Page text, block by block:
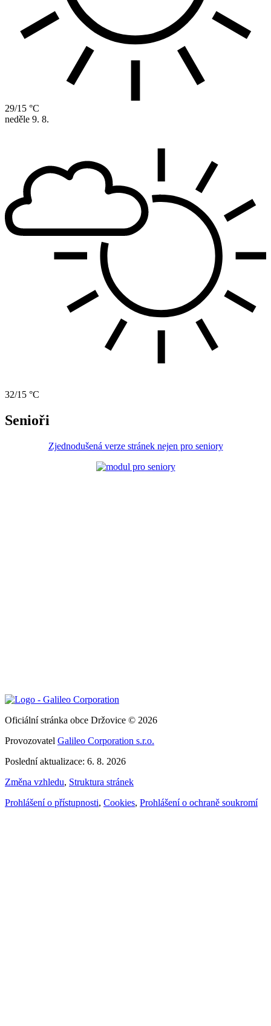
29/15 °C
neděle 9. 8.
32/15 °C
Senioři
Zjednodušená verze stránek nejen pro seniory
Oficiální stránka obce Držovice © 2026
Provozovatel Galileo Corporation s.r.o.
Poslední aktualizace: 6. 8. 2026
Změna vzhledu, Struktura stránek
Prohlášení o přístupnosti, Cookies, Prohlášení o ochraně soukromí